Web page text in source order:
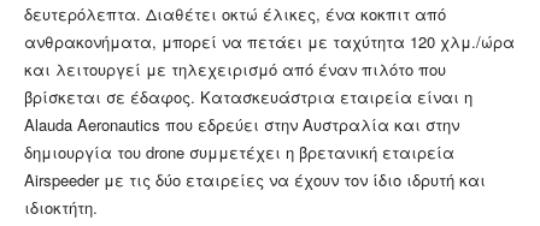
δευτερόλεπτα. Διαθέτει οκτώ έλικες, ένα κοκπιτ από
ανθρακονήματα, μπορεί να πετάει με ταχύτητα 120 χλμ./ώρα
και λειτουργεί με τηλεχειρισμό από έναν πιλότο που
βρίσκεται σε έδαφος. Κατασκευάστρια εταιρεία είναι η
Alauda Aeronautics που εδρεύει στην Αυστραλία και στην
δημιουργία του drone συμμετέχει η βρετανική εταιρεία
Airspeeder με τις δύο εταιρείες να έχουν τον ίδιο ιδρυτή και
ιδιοκτήτη.